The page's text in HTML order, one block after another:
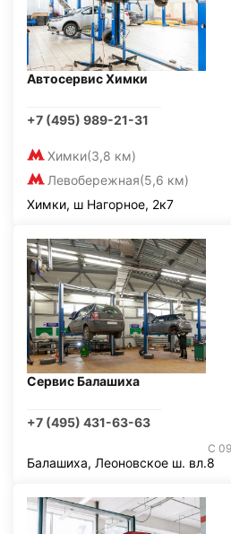
Автосервис Химки
+7 (495) 989-21-31
Химки(3,8 км)
Левобережная(5,6 км)
Химки, ш Нагорное, 2к7
Сервис Балашиха
+7 (495) 431-63-63
С
Балашиха, Леоновское ш. вл.8